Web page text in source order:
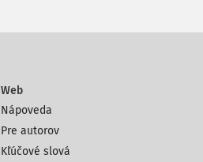
Web
Nápoveda
Pre autorov
Kľúčové slová